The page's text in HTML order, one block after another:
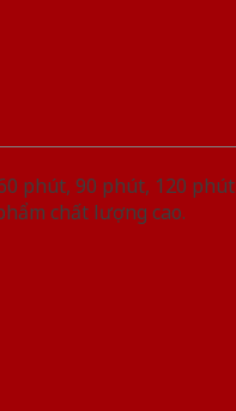
phút, 90 phút, 120
chất lượng cao.